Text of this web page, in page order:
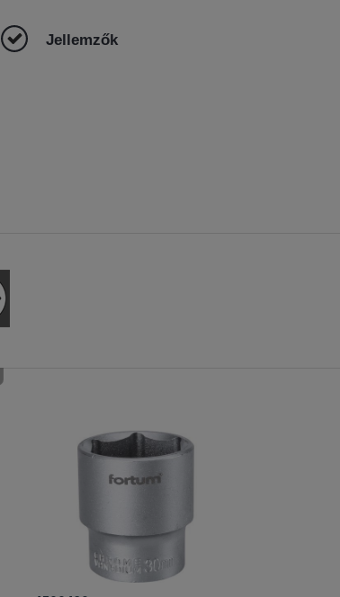
Jellemzők